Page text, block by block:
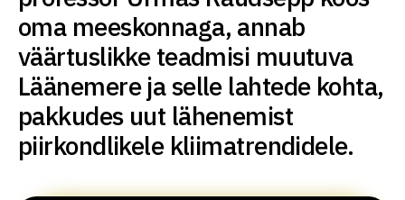
oma meeskonnaga, annab
väärtuslikke teadmisi muutuva
Läänemere ja selle lahtede kohta,
pakkudes uut lähenemist
piirkondlikele kliimatrendidele.